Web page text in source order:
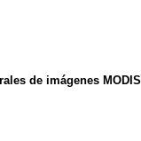
de imágenes MODIS